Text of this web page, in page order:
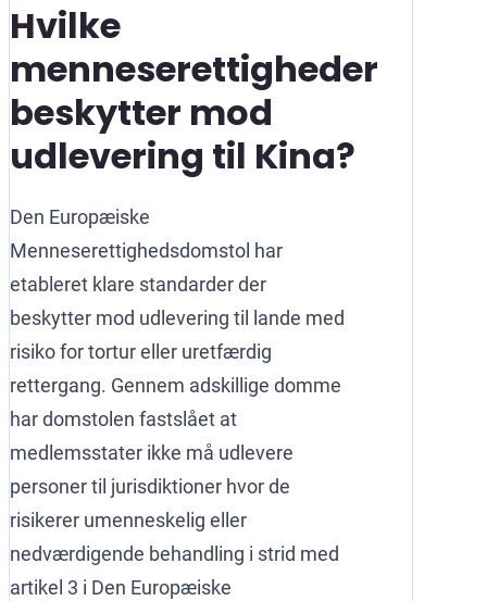
Hvilke
menneserettigheder
beskytter mod
udlevering til Kina?
Den Europæiske
Menneserettighedsdomstol har
etableret klare standarder der
beskytter mod udlevering til lande med
risiko for tortur eller uretfærdig
rettergang. Gennem adskillige domme
har domstolen fastslået at
medlemsstater ikke må udlevere
personer til jurisdiktioner hvor de
risikerer umenneskelig eller
nedværdigende behandling i strid med
artikel 3 i Den Europæiske